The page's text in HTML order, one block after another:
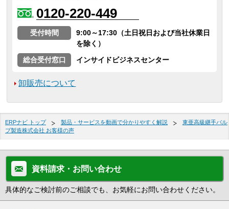
0120-220-449
受付時間
9:00～17:30（土日祝日および当社休業日
を除く）
総合受付窓口
インサイドビジネスセンター
卸販売について
ERPナビ トップ 製品・サービスを動画で分かりやすく解説
東亜高級継手バル
ブ製造株式会社 お客様の声
資料請求・お問い合わせ
具体的なご検討前のご相談でも、お気軽にお問い合わせください。